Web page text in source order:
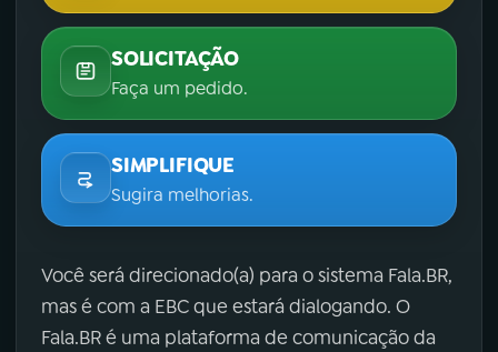
SOLICITAÇÃO
Faça um pedido.
SIMPLIFIQUE
Sugira melhorias.
Você será direcionado(a) para o sistema Fala.BR,
mas é com a EBC que estará dialogando. O
Fala.BR é uma plataforma de comunicação da